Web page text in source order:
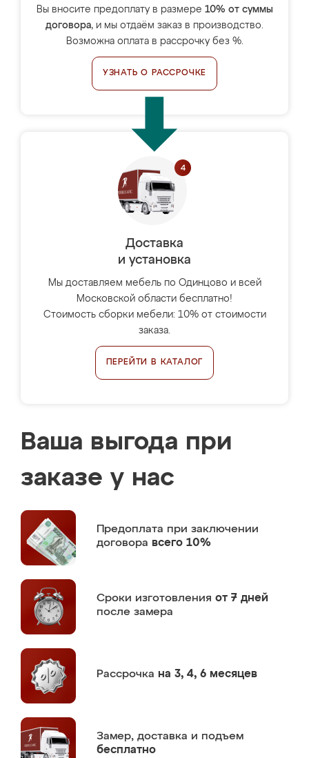
Вы вносите предоплату в размере 10% от суммы
договора, и мы отдаём заказ в производство.
Возможна оплата в рассрочку без %.
УЗНАТЬ О РАССРОЧКЕ
Доставка
и установка
Мы доставляем мебель по Одинцово и всей
Московской области бесплатно!
Стоимость сборки мебели: 10% от стоимости
заказа.
ПЕРЕЙТИ В КАТАЛОГ
Ваша выгода при
заказе у нас
Предоплата при заключении
договора всего 10%
Сроки изготовления от 7 дней
после замера
Рассрочка на 3, 4, 6 месяцев
Замер, доставка и подъем
бесплатно